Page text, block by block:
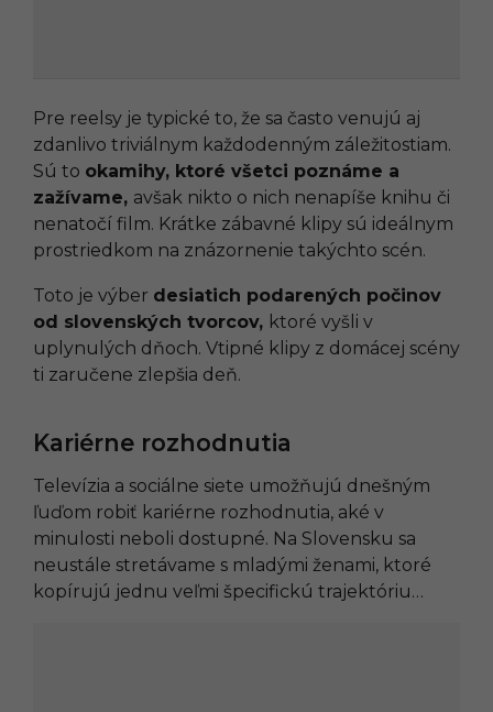
Pre reelsy je typické to, že sa často venujú aj
zdanlivo triviálnym každodenným záležitostiam.
Sú to okamihy, ktoré všetci poznáme a
zažívame, avšak nikto o nich nenapíše knihu či
nenatočí film. Krátke zábavné klipy sú ideálnym
prostriedkom na znázornenie takýchto scén.
Toto je výber desiatich podarených počinov
od slovenských tvorcov, ktoré vyšli v
uplynulých dňoch. Vtipné klipy z domácej scény
ti zaručene zlepšia deň.
Kariérne rozhodnutia
Televízia a sociálne siete umožňujú dnešným
ľuďom robiť kariérne rozhodnutia, aké v
minulosti neboli dostupné. Na Slovensku sa
neustále stretávame s mladými ženami, ktoré
kopírujú jednu veľmi špecifickú trajektóriu…